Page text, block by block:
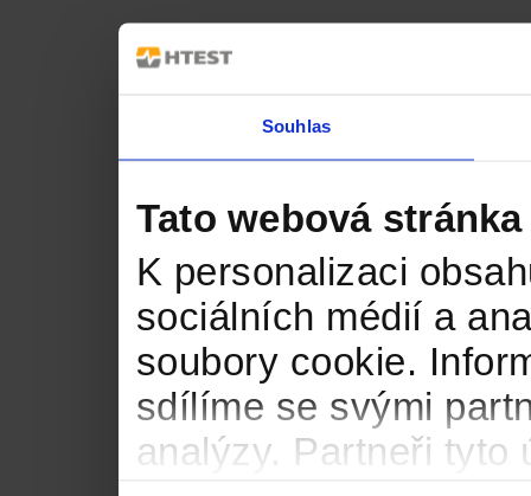
Souhlas
Tato webová
K personalizaci
sociálních médií a
soubory cookie.
sdílíme se svými
analýzy. Partneři tyto